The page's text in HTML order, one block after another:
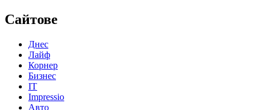
Сайтове
Днес
Лайф
Корнер
Бизнес
IT
Impressio
Авто